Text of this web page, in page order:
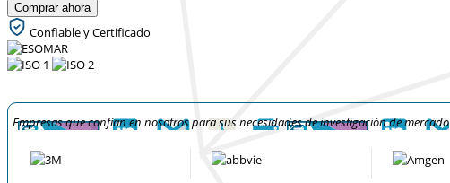
Comprar ahora
Confiable y Certificado
Empresas que confían en nosotros para sus necesidades de investigación de mercado